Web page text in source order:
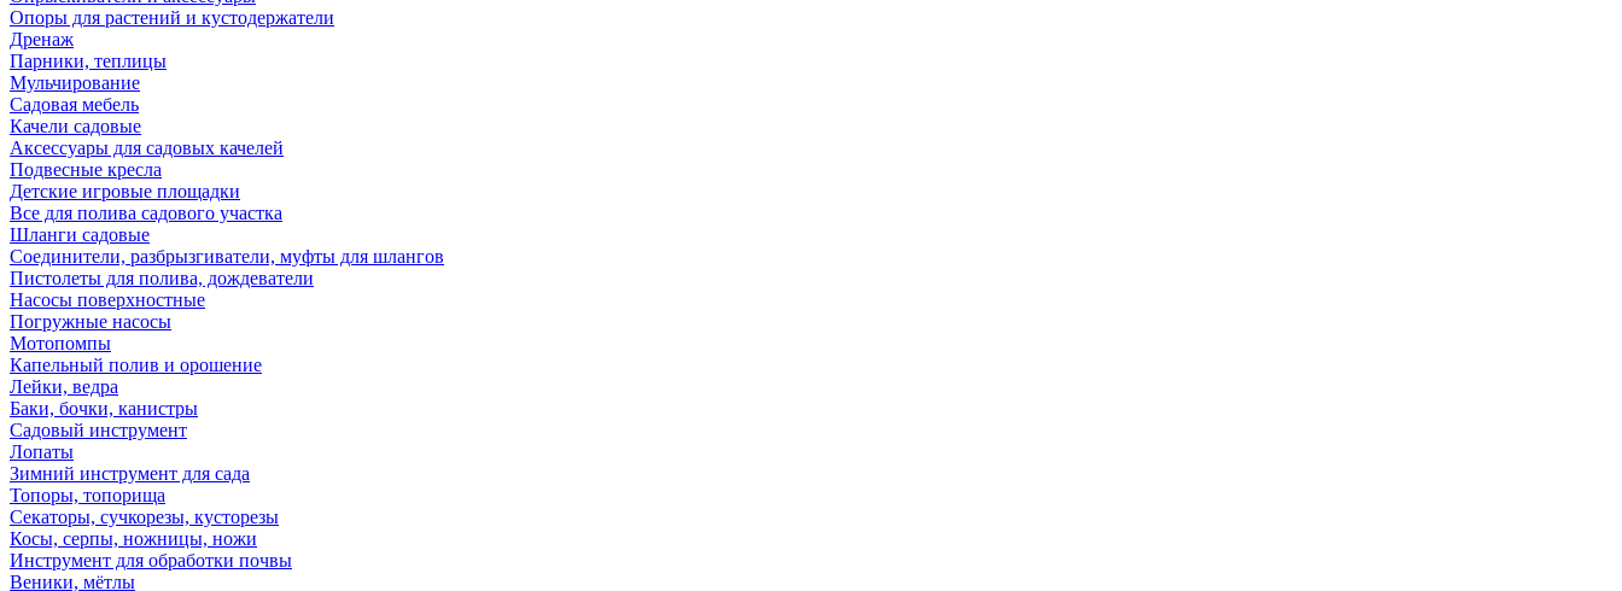
Опоры для растений и кустодержатели
Дренаж
Парники, теплицы
Мульчирование
Садовая мебель
Качели садовые
Аксессуары для садовых качелей
Подвесные кресла
Детские игровые площадки
Все для полива садового участка
Шланги садовые
Соединители, разбрызгиватели, муфты для шлангов
Пистолеты для полива, дождеватели
Насосы поверхностные
Погружные насосы
Мотопомпы
Капельный полив и орошение
Лейки, ведра
Баки, бочки, канистры
Садовый инструмент
Лопаты
Зимний инструмент для сада
Топоры, топорища
Секаторы, сучкорезы, кусторезы
Косы, серпы, ножницы, ножи
Инструмент для обработки почвы
Веники, мётлы